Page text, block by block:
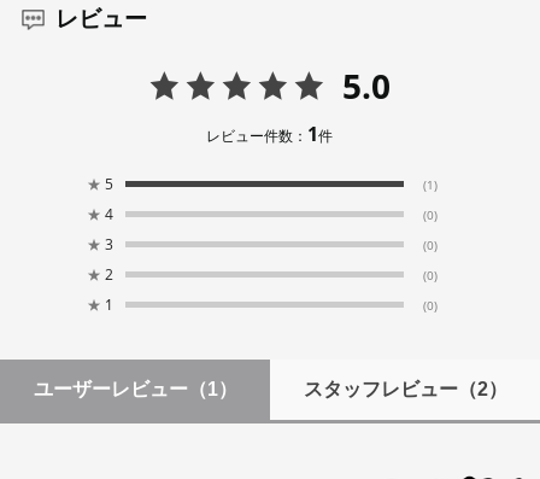
レビュー
5.0
レビュー件数： 1件
★ 5 (1)
★ 4 (0)
★ 3 (0)
★ 2 (0)
★ 1 (0)
ユーザーレビュー （1） スタッフレビュー（2）